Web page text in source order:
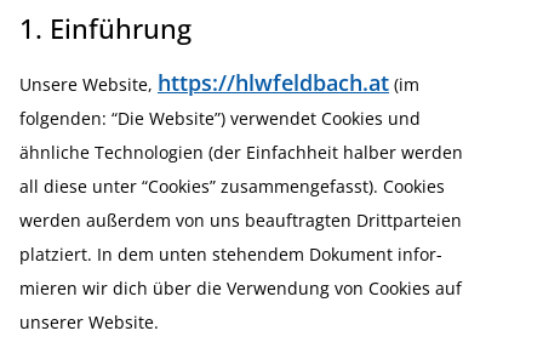
1. Einführung
Unsere Website, https://hlwfeldbach.at (im
folgenden: “Die Website”) verwendet Cookies und
ähnliche Techno­logien (der Einfachheit halber werden
all diese unter “Cookies” zusam­men­ge­fasst). Cookies
werden außerdem von uns beauf­tragten Dritt­par­teien
platziert. In dem unten stehendem Dokument infor­
mieren wir dich über die Verwendung von Cookies auf
unserer Website.